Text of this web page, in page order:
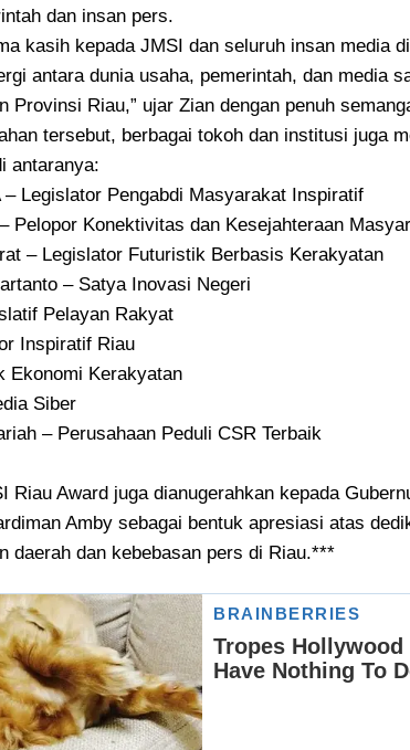
dan insan pers.
kasih kepada JMSI dan seluruh insan media
antara dunia usaha, pemerintah, dan media
Provinsi Riau,” ujar Zian dengan penuh
tersebut, berbagai tokoh dan institusi juga
antaranya:
Legislator Pengabdi Masyarakat Inspiratif
Pelopor Konektivitas dan Kesejahteraan
– Legislator Futuristik Berbasis Kerakyatan
– Satya Inovasi Negeri
Pelayan Rakyat
Inspiratif Riau
Ekonomi Kerakyatan
Siber
– Perusahaan Peduli CSR Terbaik
Riau Award juga dianugerahkan kepada
Amby sebagai bentuk apresiasi atas
daerah dan kebebasan pers di Riau.***